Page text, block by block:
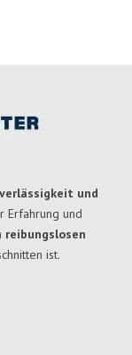
und
Erfahrung und
reibungslosen
ist.